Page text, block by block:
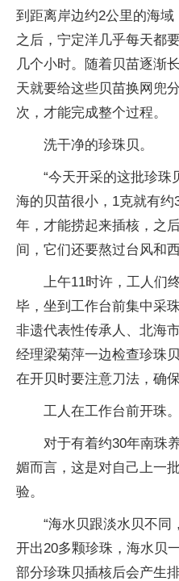
到距离岸边约2公里的海域
之后，宁定洋几乎每天都
几个小时。随着贝苗逐渐
天就要给这些贝苗换网兜
次，才能完成整个过程。
洗干净的珍珠贝。
“今天开采的这批珍珠
海的贝苗很小，1克就有
年，才能捞起来插核，之
间，它们还要熬过台风和
上午11时许，工人们
毕，坐到工作台前集中采
非遗代表性传承人、北海
经理梁菊萍一边检查珍珠
在开贝时要注意刀法，确
工人在工作台前开珠。
对于有着约30年南珠
媚而言，这是对自己上一
验。
“海水贝跟淡水贝不同
开出20多颗珍珠，海水贝
部分珍珠贝插核后会产生